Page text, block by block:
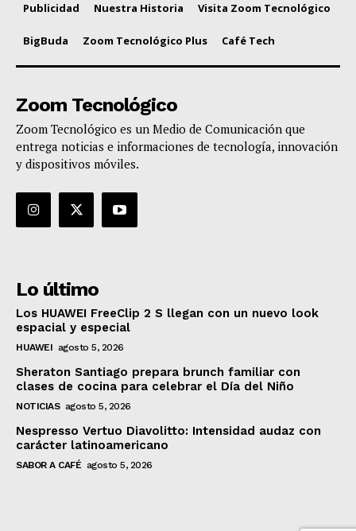
Publicidad Nuestra Historia Visita Zoom Tecnológico
BigBuda Zoom Tecnológico Plus Café Tech
Zoom Tecnológico
Zoom Tecnológico es un Medio de Comunicación que
entrega noticias e informaciones de tecnología, innovación
y dispositivos móviles.
Lo último
Los HUAWEI FreeClip 2 S llegan con un nuevo look
espacial y especial
HUAWEI agosto 5, 2026
Sheraton Santiago prepara brunch familiar con
clases de cocina para celebrar el Día del Niño
NOTICIAS agosto 5, 2026
Nespresso Vertuo Diavolitto: Intensidad audaz con
carácter latinoamericano
SABOR A CAFÉ agosto 5, 2026